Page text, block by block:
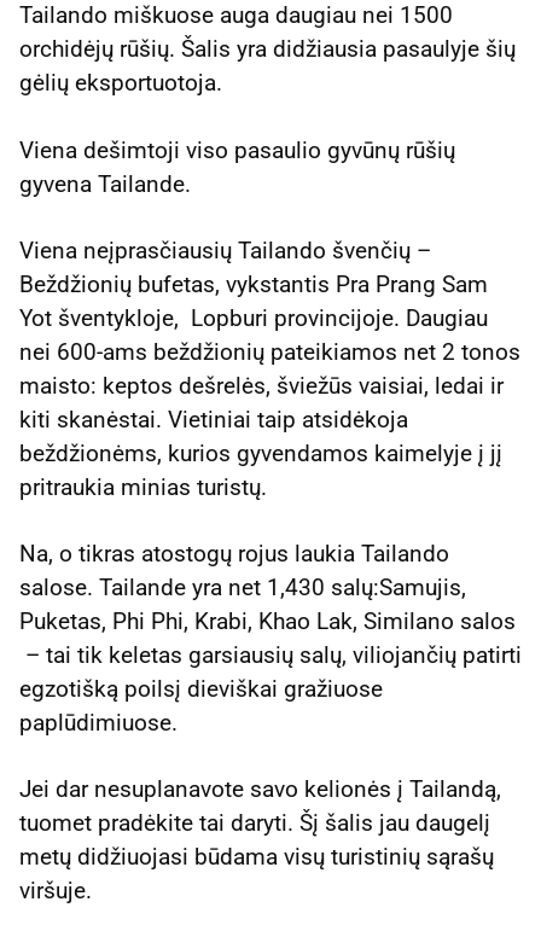
Tailando miškuose auga daugiau nei 1500
orchidėjų rūšių. Šalis yra didžiausia pasaulyje šių
gėlių eksportuotoja.
Viena dešimtoji viso pasaulio gyvūnų rūšių
gyvena Tailande.
Viena neįprasčiausių Tailando švenčių –
Beždžionių bufetas, vykstantis Pra Prang Sam
Yot šventykloje, Lopburi provincijoje. Daugiau
nei 600-ams beždžionių pateikiamos net 2 tonos
maisto: keptos dešrelės, šviežūs vaisiai, ledai ir
kiti skanėstai. Vietiniai taip atsidėkoja
beždžionėms, kurios gyvendamos kaimelyje į jį
pritraukia minias turistų.
Na, o tikras atostogų rojus laukia Tailando
salose. Tailande yra net 1,430 salų:Samujis,
Puketas, Phi Phi, Krabi, Khao Lak, Similano salos
– tai tik keletas garsiausių salų, viliojančių patirti
egzotišką poilsį dieviškai gražiuose
paplūdimiuose.
Jei dar nesuplanavote savo kelionės į Tailandą,
tuomet pradėkite tai daryti. Šį šalis jau daugelį
metų didžiuojasi būdama visų turistinių sąrašų
viršuje.